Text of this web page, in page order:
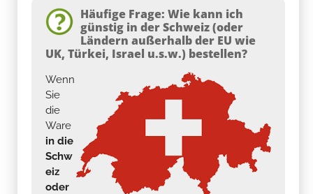
Häufige Frage: Wie kann ich
günstig in der Schweiz (oder
Ländern außerhalb der EU wie
UK, Türkei, Israel u.s.w.) bestellen?
Wenn
Sie
die
Ware
in die
Schw
eiz
oder